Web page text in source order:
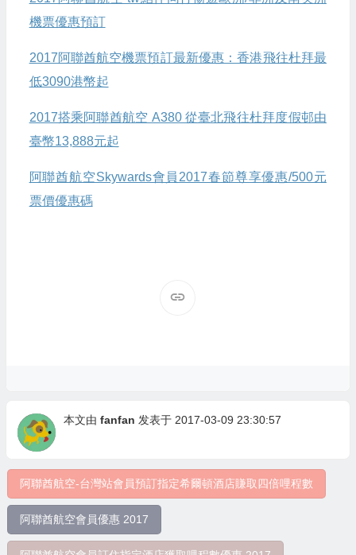
機票優惠預訂
2017阿聯酋航空機票預訂最新優惠：香港飛往杜拜最
低3090港幣起
2017搭乘阿聯酋航空 A380 從臺北飛往杜拜度假邨由
臺幣13,888元起
阿聯酋航空Skywards會員2017春節尊享優惠/500元
票價優惠碼
本文由 fanfan 发表于 2017-03-09 23:30:57
阿聯酋航空-台灣站會員預訂指定希爾頓酒店賺取四倍哩程數
阿聯酋航空會員優惠 2017